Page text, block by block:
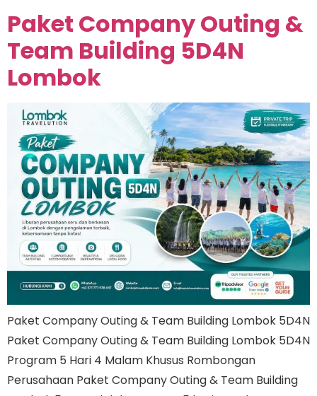
Paket Company Outing &
Team Building 5D4N
Lombok
Paket Company Outing & Team Building Lombok 5D4N
Paket Company Outing & Team Building Lombok 5D4N
Program 5 Hari 4 Malam Khusus Rombongan
Perusahaan Paket Company Outing & Team Building